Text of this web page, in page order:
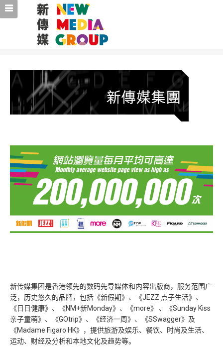
新传媒集团是香港领先的数码先导媒体和内容出版商，服务范围广
泛，历史悠久的品牌，包括《新假期》、《JEZZ 点子生活》、
《日日健康》、《NM+新Monday》、《more》 、《Sunday Kiss
亲子童萌》、《GOtrip》、《经济一周》、《SSwagger》及
《Madame Figaro HK》，提供旅游及娱乐、餐饮、时尚及生活、
运动、财经及分析和本地文化及趋势等。